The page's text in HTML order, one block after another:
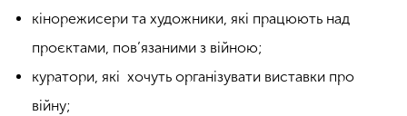
кінорежисери та художники, які працюють над
проєктами, пов’язаними з війною;
куратори, які хочуть організувати виставки про
війну;